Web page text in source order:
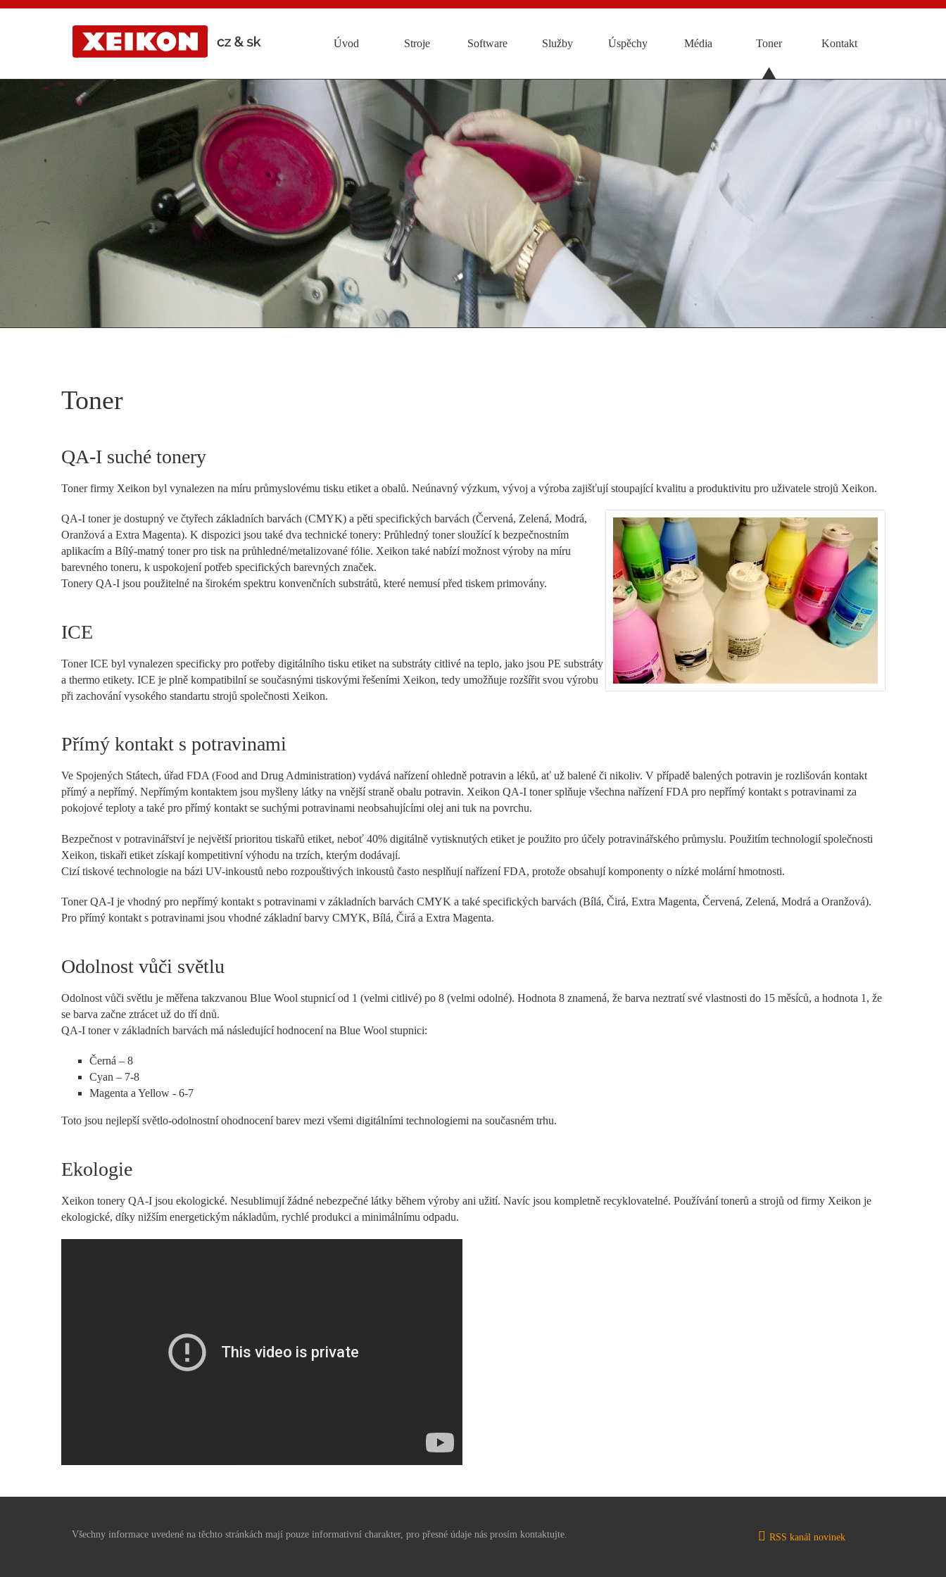
Úvod Stroje Software Služby Úspěchy Média Toner Kontakt
Toner
QA-I suché tonery
Toner firmy Xeikon byl vynalezen na míru průmyslovému tisku etiket a obalů. Neúnavný výzkum, vývoj a výroba zajišťují stoupající kvalitu a produktivitu pro uživatele strojů Xeikon.
QA-I toner je dostupný ve čtyřech základních barvách (CMYK) a pěti specifických barvách (Červená, Zelená, Modrá,
Oranžová a Extra Magenta). K dispozici jsou také dva technické tonery: Průhledný toner sloužící k bezpečnostním
aplikacím a Bílý-matný toner pro tisk na průhledné/metalizované fólie. Xeikon také nabízí možnost výroby na míru
barevného toneru, k uspokojení potřeb specifických barevných značek.
Tonery QA-I jsou použitelné na širokém spektru konvenčních substrátů, které nemusí před tiskem primovány.
ICE
Toner ICE byl vynalezen specificky pro potřeby digitálního tisku etiket na substráty citlivé na teplo, jako jsou PE substráty
a thermo etikety. ICE je plně kompatibilní se současnými tiskovými řešeními Xeikon, tedy umožňuje rozšířit svou výrobu
při zachování vysokého standartu strojů společnosti Xeikon.
Přímý kontakt s potravinami
Ve Spojených Státech, úřad FDA (Food and Drug Administration) vydává nařízení ohledně potravin a léků, ať už balené či nikoliv. V případě balených potravin je rozlišován kontakt
přímý a nepřímý. Nepřímým kontaktem jsou myšleny látky na vnější straně obalu potravin. Xeikon QA-I toner splňuje všechna nařízení FDA pro nepřímý kontakt s potravinami za
pokojové teploty a také pro přímý kontakt se suchými potravinami neobsahujícími olej ani tuk na povrchu.
Bezpečnost v potravinářství je největší prioritou tiskařů etiket, neboť 40% digitálně vytisknutých etiket je použito pro účely potravinářského průmyslu. Použitím technologií společnosti
Xeikon, tiskaři etiket získají kompetitivní výhodu na trzích, kterým dodávají.
Cizí tiskové technologie na bázi UV-inkoustů nebo rozpouštivých inkoustů často nesplňují nařízení FDA, protože obsahují komponenty o nízké molární hmotnosti.
Toner QA-I je vhodný pro nepřímý kontakt s potravinami v základních barvách CMYK a také specifických barvách (Bílá, Čirá, Extra Magenta, Červená, Zelená, Modrá a Oranžová).
Pro přímý kontakt s potravinami jsou vhodné základní barvy CMYK, Bílá, Čirá a Extra Magenta.
Odolnost vůči světlu
Odolnost vůči světlu je měřena takzvanou Blue Wool stupnicí od 1 (velmi citlivé) po 8 (velmi odolné). Hodnota 8 znamená, že barva neztratí své vlastnosti do 15 měsíců, a hodnota 1, že
se barva začne ztrácet už do tří dnů.
QA-I toner v základních barvách má následující hodnocení na Blue Wool stupnici:
Černá – 8
Cyan – 7-8
Magenta a Yellow - 6-7
Toto jsou nejlepší světlo-odolnostní ohodnocení barev mezi všemi digitálními technologiemi na současném trhu.
Ekologie
Xeikon tonery QA-I jsou ekologické. Nesublimují žádné nebezpečné látky během výroby ani užití. Navíc jsou kompletně recyklovatelné. Používání tonerů a strojů od firmy Xeikon je
ekologické, díky nižším energetickým nákladům, rychlé produkci a minimálnímu odpadu.
Všechny informace uvedené na těchto stránkách mají pouze informativní charakter, pro přesné údaje nás prosím kontaktujte. RSS kanál novinek